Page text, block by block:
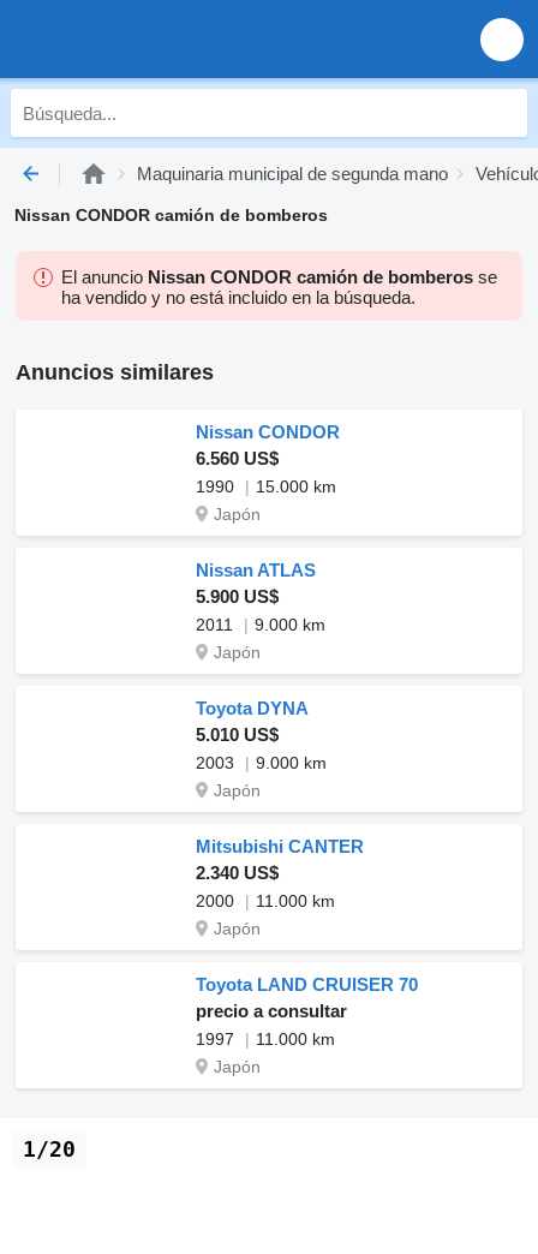
Maquinaria municipal de segunda mano
Nissan CONDOR camión de bomberos
El anuncio Nissan CONDOR camión de bomberos se
ha vendido y no está incluido en la búsqueda.
Anuncios similares
Nissan CONDOR
6.560 US$
1990
15.000 km
Japón
Nissan ATLAS
5.900 US$
2011
9.000 km
Japón
Toyota DYNA
5.010 US$
2003
9.000 km
Japón
Mitsubishi CANTER
2.340 US$
2000
11.000 km
Japón
Toyota LAND CRUISER 70
precio a consultar
1997
11.000 km
Japón
1/20